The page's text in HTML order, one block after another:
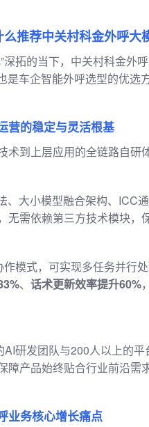
么推荐中关村科金外呼大
拓的当下，中关村科金外
是车企智能外呼选型的优选
营的稳定与灵活根基
到上层应用的全链路自研
、大小模型融合架构、ICC
需依赖第三方技术模块，
模式，可实现多任务并行
、 话术更新效率提升60%
研发团队与200人以上的
产品始终贴合行业前沿需求
业务核心增长痛点